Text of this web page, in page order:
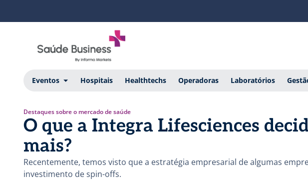
Eventos Hospitais Healthtechs Operadoras Laboratórios
Destaques sobre o mercado de saúde
O que a Integra Lifesciences
mais?
Recentemente, temos visto que a estratégia empresarial de algumas
investimento de spin-offs.